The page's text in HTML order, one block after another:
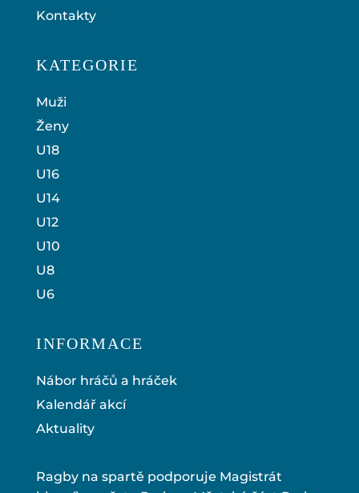
Kontakty
KATEGORIE
Muži
Ženy
U18
U16
U14
U12
U10
U8
U6
INFORMACE
Nábor hráčů a hráček
Kalendář akcí
Aktuality
Ragby na spartě podporuje Magistrát